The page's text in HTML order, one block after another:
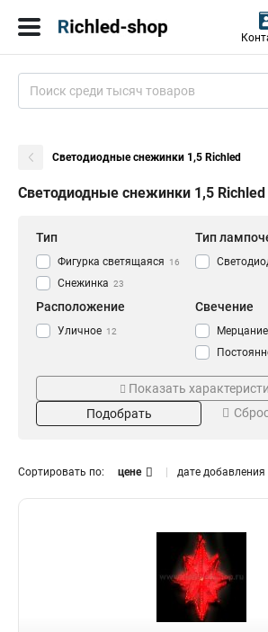
Светодиодные снежинки 1,5 Richled
Светодиодные снежинки 1,5 Richled
Тип
Фигурка светящаяся 16
Снежинка 23
Тип
Расположение
Уличное 12
Свечение
Мерцание
Цвет
Красный 1
Матовый 6
Размер
3*07 2
70см 7
1,5 2
Кол-во
360 1
160
Класс
Показать
Подобрать
Сортировать по: цене дате добавления